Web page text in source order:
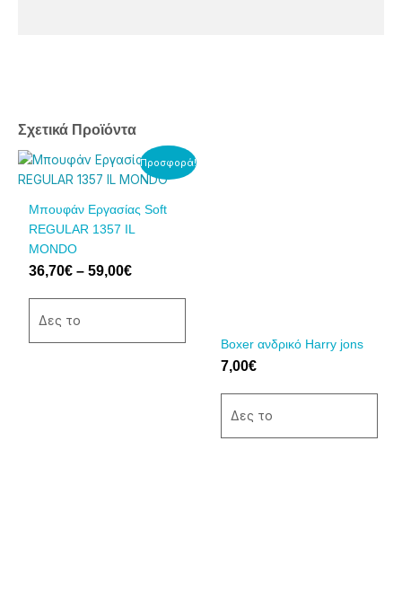
Σχετικά Προϊόντα
Προσφορά!
Μπουφάν Εργασίας Soft
REGULAR 1357 IL
MONDO
36,70€ – 59,00€
Price
range:
through
59,00€
Δες το
Αυτό
το
έχει
πολλαπλές
παραλλαγές.
Οι
επιλογές
μπορούν
Boxer ανδρικό Harry jons
7,00€
Δες το
να
επιλεγούν
στη
σελίδα
του
προϊόντος